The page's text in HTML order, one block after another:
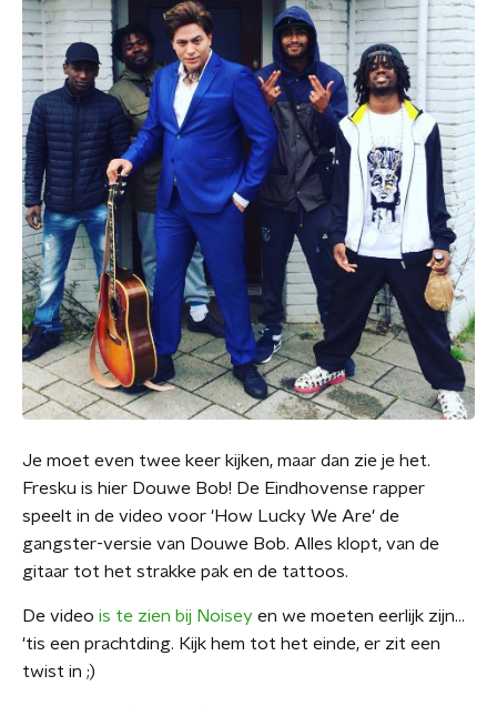
Je moet even twee keer kijken, maar dan zie je het.
Fresku is hier Douwe Bob! De Eindhovense rapper
speelt in de video voor 'How Lucky We Are' de
gangster-versie van Douwe Bob. Alles klopt, van de
gitaar tot het strakke pak en de tattoos.
De video is te zien bij Noisey en we moeten eerlijk zijn...
'tis een prachtding. Kijk hem tot het einde, er zit een
twist in ;)